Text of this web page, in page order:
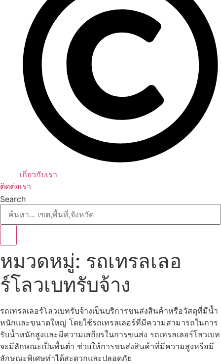
เกี่ยวกับเรา
ติดต่อเรา
Search
หมวดหมู่: รถเทรลเลอ
ร์โลวเบทรับจ้าง
รถเทรลเลอร์โลวเบทรับจ้างเป็นบริการขนส่งสินค้าหรือวัสดุที่มีน้ำ
หนักและขนาดใหญ่ โดยใช้รถเทรลเลอร์ที่มีความสามารถในการ
รับน้ำหนักสูงและมีความเสถียรในการขนส่ง รถเทรลเลอร์โลวเบท
จะมีลักษณะเป็นพื้นต่ำ ช่วยให้การขนส่งสินค้าที่มีความสูงหรือมี
ลักษณะพิเศษทำได้สะดวกและปลอดภัย